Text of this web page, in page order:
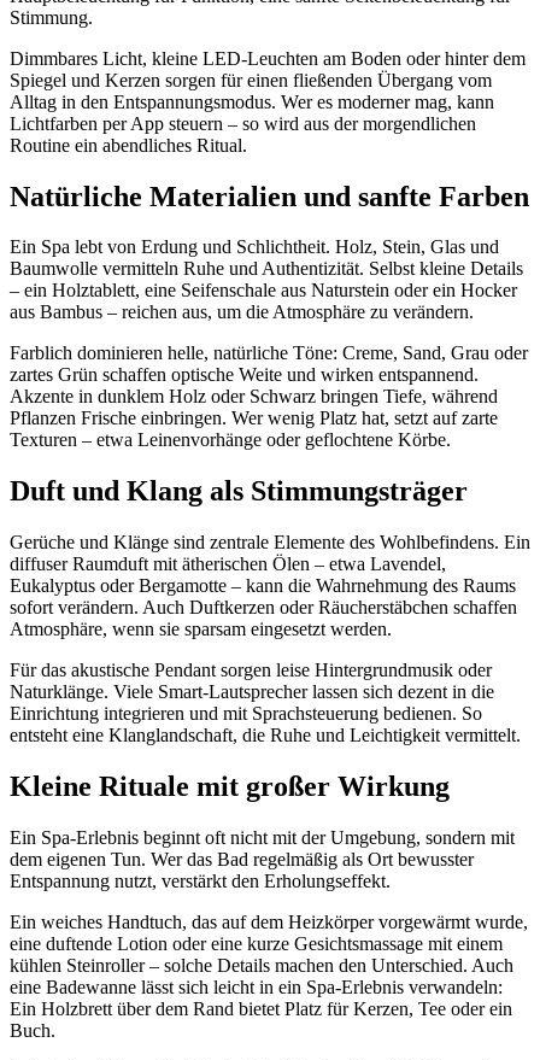
Stimmung.
Dimmbares Licht, kleine LED-Leuchten am Boden oder hinter dem
Spiegel und Kerzen sorgen für einen fließenden Übergang vom
Alltag in den Entspannungsmodus. Wer es moderner mag, kann
Lichtfarben per App steuern – so wird aus der morgendlichen
Routine ein abendliches Ritual.
Natürliche Materialien und sanfte Farben
Ein Spa lebt von Erdung und Schlichtheit. Holz, Stein, Glas und
Baumwolle vermitteln Ruhe und Authentizität. Selbst kleine Details
– ein Holztablett, eine Seifenschale aus Naturstein oder ein Hocker
aus Bambus – reichen aus, um die Atmosphäre zu verändern.
Farblich dominieren helle, natürliche Töne: Creme, Sand, Grau oder
zartes Grün schaffen optische Weite und wirken entspannend.
Akzente in dunklem Holz oder Schwarz bringen Tiefe, während
Pflanzen Frische einbringen. Wer wenig Platz hat, setzt auf zarte
Texturen – etwa Leinenvorhänge oder geflochtene Körbe.
Duft und Klang als Stimmungsträger
Gerüche und Klänge sind zentrale Elemente des Wohlbefindens. Ein
diffuser Raumduft mit ätherischen Ölen – etwa Lavendel,
Eukalyptus oder Bergamotte – kann die Wahrnehmung des Raums
sofort verändern. Auch Duftkerzen oder Räucherstäbchen schaffen
Atmosphäre, wenn sie sparsam eingesetzt werden.
Für das akustische Pendant sorgen leise Hintergrundmusik oder
Naturklänge. Viele Smart-Lautsprecher lassen sich dezent in die
Einrichtung integrieren und mit Sprachsteuerung bedienen. So
entsteht eine Klanglandschaft, die Ruhe und Leichtigkeit vermittelt.
Kleine Rituale mit großer Wirkung
Ein Spa-Erlebnis beginnt oft nicht mit der Umgebung, sondern mit
dem eigenen Tun. Wer das Bad regelmäßig als Ort bewusster
Entspannung nutzt, verstärkt den Erholungseffekt.
Ein weiches Handtuch, das auf dem Heizkörper vorgewärmt wurde,
eine duftende Lotion oder eine kurze Gesichtsmassage mit einem
kühlen Steinroller – solche Details machen den Unterschied. Auch
eine Badewanne lässt sich leicht in ein Spa-Erlebnis verwandeln:
Ein Holzbrett über dem Rand bietet Platz für Kerzen, Tee oder ein
Buch.